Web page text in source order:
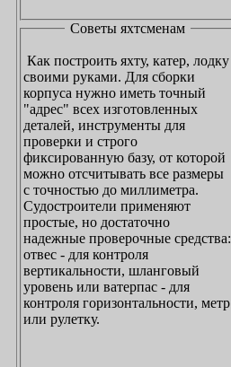
Советы яхтсменам
Как построить яхту, катер, лодку
своими руками. Для сборки
корпуса нужно иметь точный
"адрес" всех изготовленных
деталей, инструменты для
проверки и строго
фиксированную базу, от которой
можно отсчитывать все размеры
с точностью до миллиметра.
Судостроители применяют
простые, но достаточно
надежные проверочные средства:
отвес - для контроля
вертикальности, шланговый
уровень или ватерпас - для
контроля горизонтальности, метр
или рулетку.